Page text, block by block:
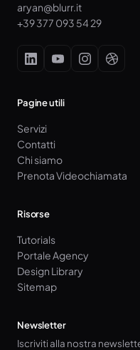
aryan@blurr.it
+39 377 093 54 29
Pagine utili
Servizi
Contatti
Chi siamo
Prenota Videochiamata
Risorse
Tutorials
Portale Agency
Design Library
Sitemap
Newsletter
Iscriviti alla nostra